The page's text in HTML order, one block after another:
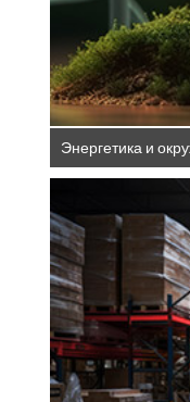
Энергетика и
Универсальный
пользуется
в бумажно-
используется